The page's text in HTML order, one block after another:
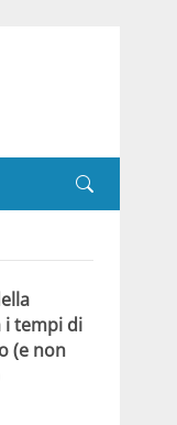
i tempi di
(e non